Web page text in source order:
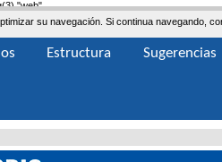
"web"
su navegación. Si continua navegando,
Estructura Sugerencias